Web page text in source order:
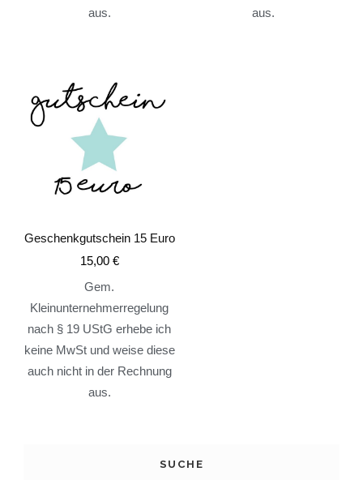
aus.
aus.
Geschenkgutschein 15 Euro
15,00 €
Gem.
Kleinunternehmerregelung
nach § 19 UStG erhebe ich
keine MwSt und weise diese
auch nicht in der Rechnung
aus.
SUCHE